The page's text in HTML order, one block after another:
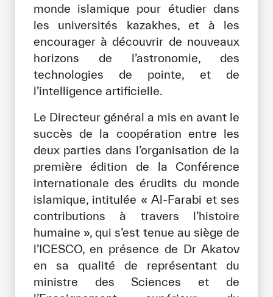
Droit d’auteur
Clause de non-responsabilité
monde islamique pour étudier dans
les universités kazakhes, et à les
encourager à découvrir de nouveaux
horizons de l’astronomie, des
technologies de pointe, et de
l’intelligence artificielle.
Le Directeur général a mis en avant le
succès de la coopération entre les
deux parties dans l’organisation de la
première édition de la Conférence
internationale des érudits du monde
islamique, intitulée « Al-Farabi et ses
contributions à travers l’histoire
humaine », qui s’est tenue au siège de
l’ICESCO, en présence de Dr Akatov
en sa qualité de représentant du
ministre des Sciences et de